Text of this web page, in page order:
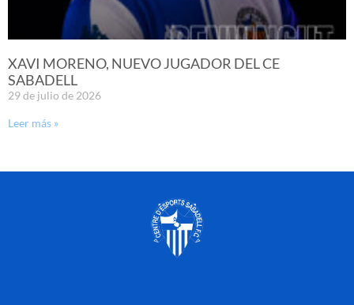
XAVI MORENO, NUEVO JUGADOR DEL CE
SABADELL
29 de julio de 2026
Leer más »